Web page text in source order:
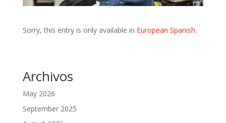
Sorry, this entry is only available in European Spanish.
Archivos
May 2026
September 2025